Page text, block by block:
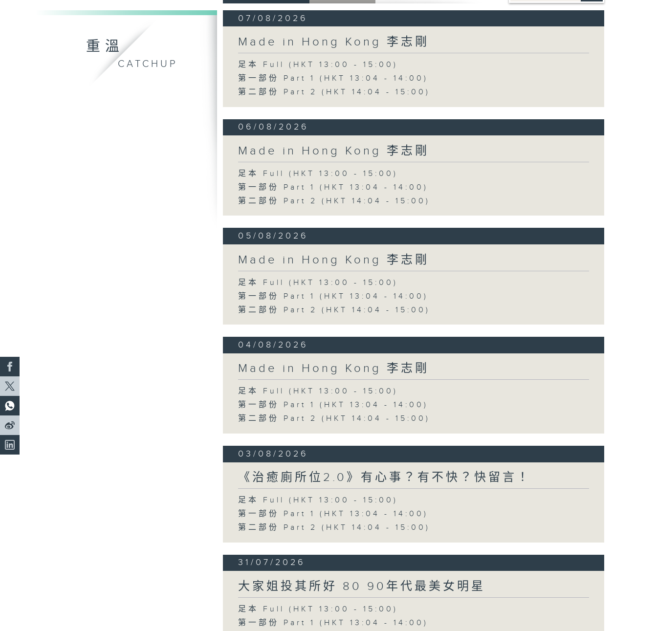
重溫
CATCHUP
07/08/2026
Made in Hong Kong 李志剛
足本 Full (HKT 13:00 - 15:00)
第一部份 Part 1 (HKT 13:04 - 14:00)
第二部份 Part 2 (HKT 14:04 - 15:00)
06/08/2026
Made in Hong Kong 李志剛
足本 Full (HKT 13:00 - 15:00)
第一部份 Part 1 (HKT 13:04 - 14:00)
第二部份 Part 2 (HKT 14:04 - 15:00)
05/08/2026
Made in Hong Kong 李志剛
足本 Full (HKT 13:00 - 15:00)
第一部份 Part 1 (HKT 13:04 - 14:00)
第二部份 Part 2 (HKT 14:04 - 15:00)
04/08/2026
Made in Hong Kong 李志剛
足本 Full (HKT 13:00 - 15:00)
第一部份 Part 1 (HKT 13:04 - 14:00)
第二部份 Part 2 (HKT 14:04 - 15:00)
03/08/2026
《治癒廁所位2.0》有心事？有不快？快留言！
足本 Full (HKT 13:00 - 15:00)
第一部份 Part 1 (HKT 13:04 - 14:00)
第二部份 Part 2 (HKT 14:04 - 15:00)
31/07/2026
大家姐投其所好 80 90年代最美女明星
足本 Full (HKT 13:00 - 15:00)
第一部份 Part 1 (HKT 13:04 - 14:00)